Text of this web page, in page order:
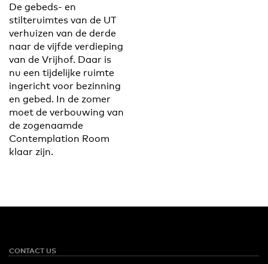
De gebeds- en
stilteruimtes van de UT
verhuizen van de derde
naar de vijfde verdieping
van de Vrijhof. Daar is
nu een tijdelijke ruimte
ingericht voor bezinning
en gebed. In de zomer
moet de verbouwing van
de zogenaamde
Contemplation Room
klaar zijn.
CONTACT US